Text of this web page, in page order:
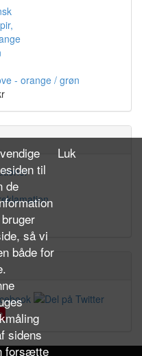
- orange / grøn
til
de
så vi
både for
sidens
forsætte
Luk